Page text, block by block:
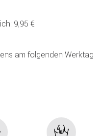
9,95 €
am folgenden Werktag